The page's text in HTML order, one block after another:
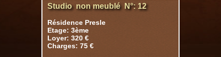
Studio non meublé N°: 12
Résidence Presle
Etage: 3ème
Loyer: 320 €
Charges: 75 €